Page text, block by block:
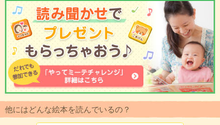
他にはどんな絵本を読んでいるの？